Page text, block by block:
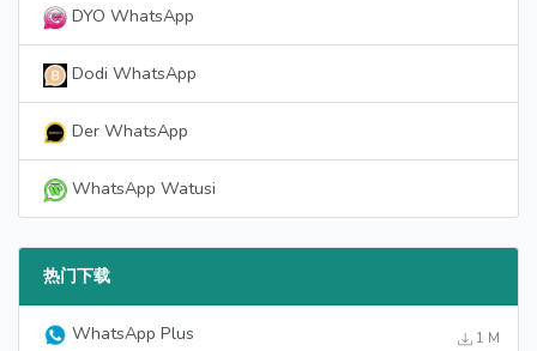
DYO WhatsApp
Dodi WhatsApp
Der WhatsApp
WhatsApp Watusi
热门下载
WhatsApp Plus 1 M